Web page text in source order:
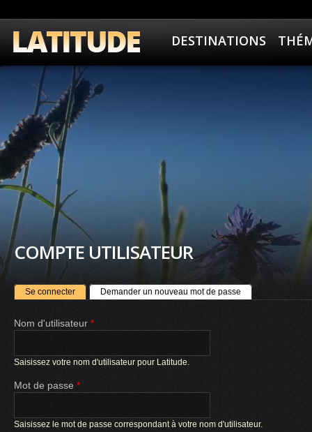
DESTINATIONS
COMPTE UTILISATEUR
ONGLETS PRINCIPAUX
Se connecter (onglet actif)Demander un nouveau mot de passe
Nom d'utilisateur *
Saisissez votre nom d'utilisateur pour Latitude.
Mot de passe *
Saisissez le mot de passe correspondant à votre nom d'utilisateur.